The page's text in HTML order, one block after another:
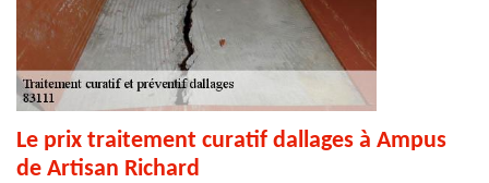
Le prix traitement curatif dallages à Ampus
de Artisan Richard